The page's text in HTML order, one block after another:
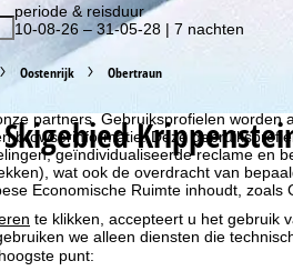
partners. Gebruiksprofielen
browserinformatie. Deze
geïndividualiseerde reclame en
wat ook de overdracht van
Economische Ruimte inhoudt, zoals
te klikken, accepteert u het gebruik
we alleen diensten die
periode & reisduur
10-08-26 – 31-05-28 | 7 nachten
Oostenrijk Obertraun
Skigebied
punt: